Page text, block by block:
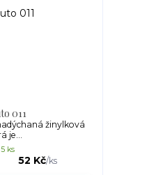
011
žinylková
je...
52 Kč/ks
ks